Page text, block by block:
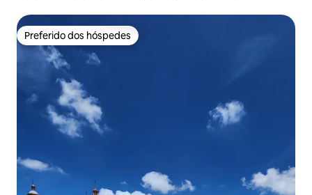
Preferido dos hóspedes
Preferido dos hóspedes